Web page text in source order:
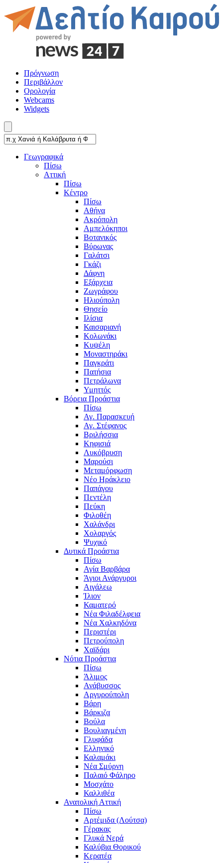
Πρόγνωση
Περιβάλλον
Ορολογία
Webcams
Widgets
Γεωγραφικά
Πίσω
Αττική
Πίσω
Κέντρο
Πίσω
Αθήνα
Ακρόπολη
Αμπελόκηποι
Βοτανικός
Βύρωνας
Γαλάτσι
Γκάζι
Δάφνη
Εξάρχεια
Ζωγράφου
Ηλιούπολη
Θησείο
Ιλίσια
Καισαριανή
Κολωνάκι
Κυψέλη
Μοναστηράκι
Παγκράτι
Πατήσια
Πετράλωνα
Υμηττός
Βόρεια Προάστια
Πίσω
Αγ. Παρασκευή
Αγ. Στέφανος
Βριλήσσια
Κηφισιά
Λυκόβρυση
Μαρούσι
Μεταμόρφωση
Νέο Ηράκλειο
Παπάγου
Πεντέλη
Πεύκη
Φιλοθέη
Χαλάνδρι
Χολαργός
Ψυχικό
Δυτικά Προάστια
Πίσω
Αγία Βαρβάρα
Άγιοι Ανάργυροι
Αιγάλεω
Ίλιον
Καματερό
Νέα Φιλαδέλφεια
Νέα Χαλκηδόνα
Περιστέρι
Πετρούπολη
Χαϊδάρι
Νότια Προάστια
Πίσω
Άλιμος
Ανάβυσσος
Αργυρούπολη
Βάρη
Βάρκιζα
Βούλα
Βουλιαγμένη
Γλυφάδα
Ελληνικό
Καλαμάκι
Νέα Σμύρνη
Παλαιό Φάληρο
Μοσχάτο
Καλλιθέα
Ανατολική Αττική
Πίσω
Αρτέμιδα (Λούτσα)
Γέρακας
Γλυκά Νερά
Καλύβια Θορικού
Κερατέα